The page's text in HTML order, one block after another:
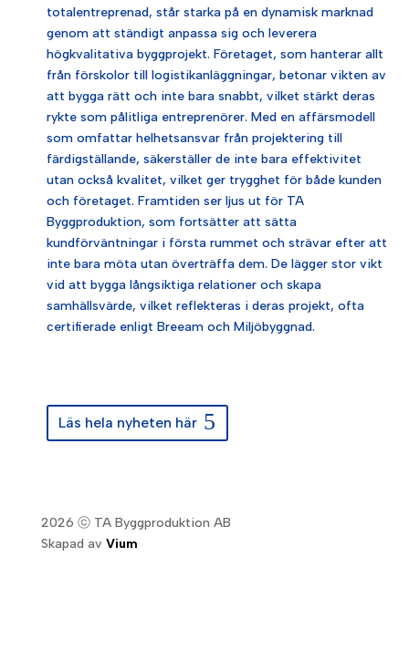
totalentreprenad, står starka på en dynamisk marknad
genom att ständigt anpassa sig och leverera
högkvalitativa byggprojekt. Företaget, som hanterar allt
från förskolor till logistikanläggningar, betonar vikten av
att bygga rätt och inte bara snabbt, vilket stärkt deras
rykte som pålitliga entreprenörer. Med en affärsmodell
som omfattar helhetsansvar från projektering till
färdigställande, säkerställer de inte bara effektivitet
utan också kvalitet, vilket ger trygghet för både kunden
och företaget. Framtiden ser ljus ut för TA
Byggproduktion, som fortsätter att sätta
kundförväntningar i första rummet och strävar efter att
inte bara möta utan överträffa dem. De lägger stor vikt
vid att bygga långsiktiga relationer och skapa
samhällsvärde, vilket reflekteras i deras projekt, ofta
certifierade enligt Breeam och Miljöbyggnad.
Läs hela nyheten här
2026 ⓒ TA Byggproduktion AB
Skapad av Vium